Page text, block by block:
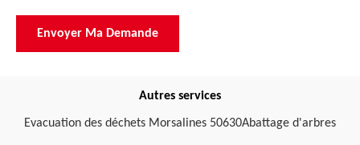
Autres services
Evacuation des déchets Morsalines 50630Abattage d'arbres